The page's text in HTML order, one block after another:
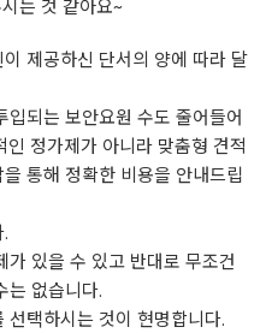
는 것 같아요~
제공하신 단서의 양에 따라 달
되는 보안요원 수도 줄어들어
정가제가 아니라 맞춤형 견적
통해 정확한 비용을 안내드립
있을 수 있고 반대로 무조건
는 없습니다.
택하시는 것이 현명합니다.